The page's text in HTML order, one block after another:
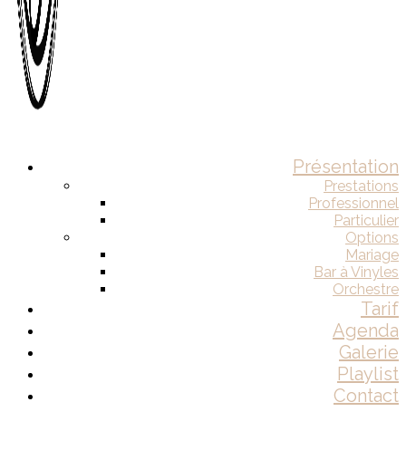
Présentation
Prestations
Professionnel
Particulier
Options
Mariage
Bar à Vinyles
Orchestre
Tarif
Agenda
Galerie
Playlist
Contact